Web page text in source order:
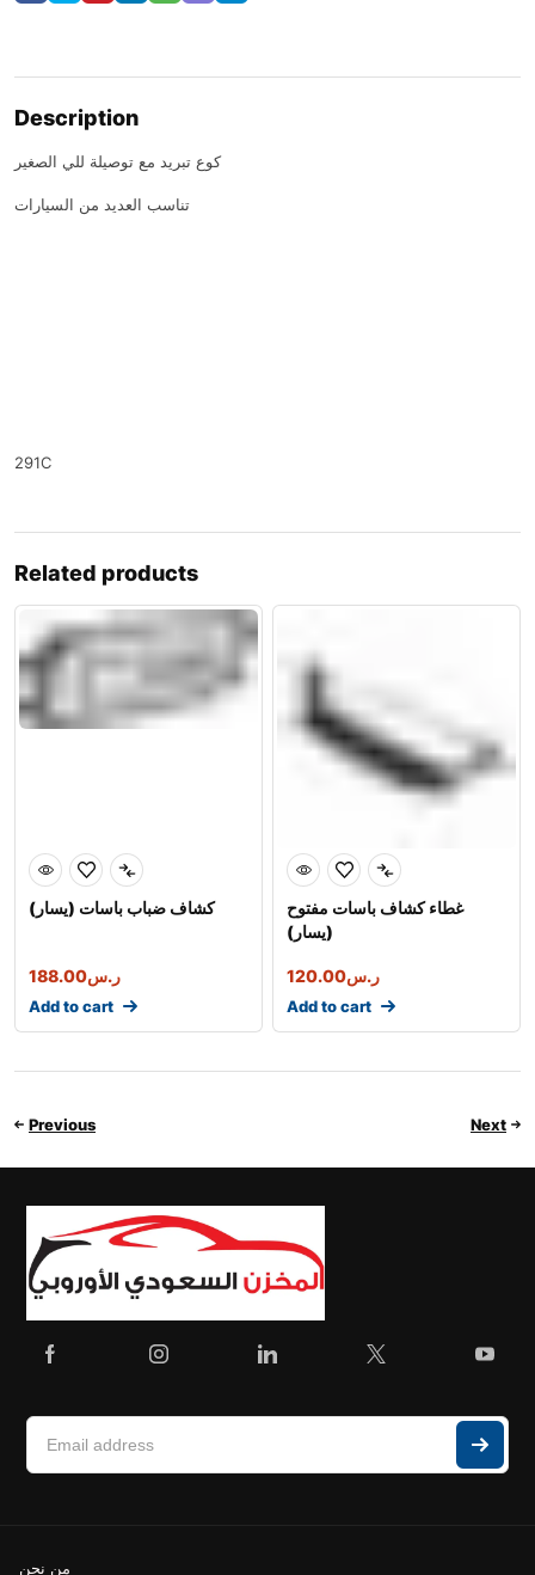
Description
كوع تبريد مع توصيلة للي الصغير
تناسب العديد من السيارات
291C
Related products
كشاف ضباب باسات (يسار)
ر.س188.00
Add to cart
غطاء كشاف باسات مفتوح
(يسار)
ر.س120.00
Add to cart
Previous Next
من نحن